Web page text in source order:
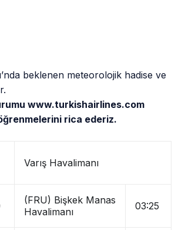
beklenen meteorolojik hadise ve
www.turkishairlines.com
rica ederiz.
Varış Havalimanı
(FRU) Bişkek Manas
Havalimanı
03:25